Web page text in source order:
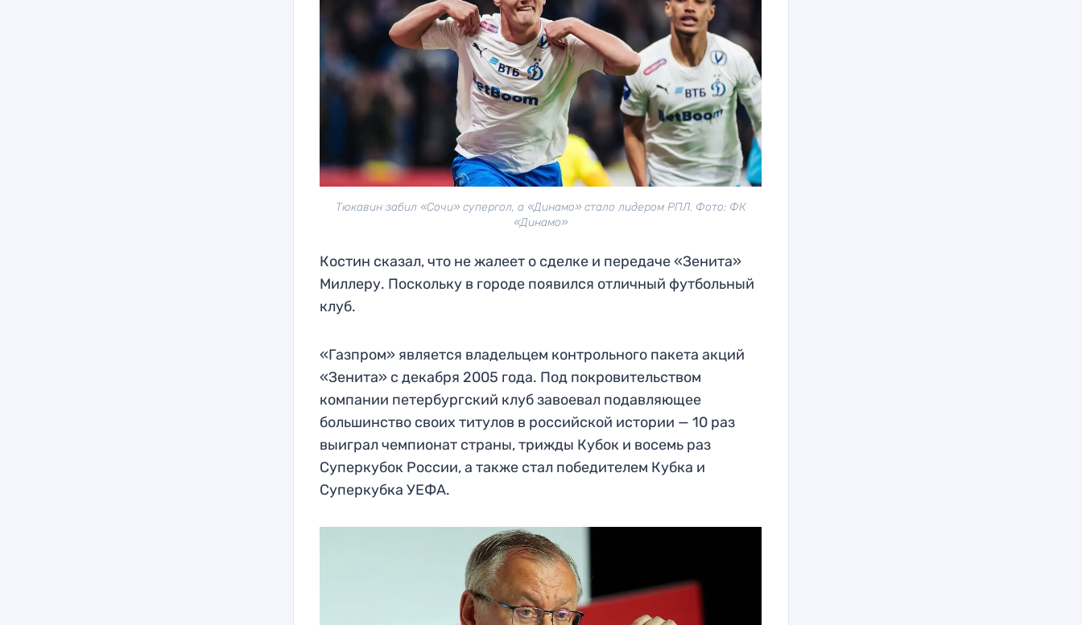
Тюкавин забил «Сочи» супергол, а «Динамо» стало лидером РПЛ. Фото: ФК
«Динамо»
Костин сказал, что не жалеет о сделке и передаче «Зенита»
Миллеру. Поскольку в городе появился отличный футбольный
клуб.
«Газпром» является владельцем контрольного пакета акций
«Зенита» с декабря 2005 года. Под покровительством
компании петербургский клуб завоевал подавляющее
большинство своих титулов в российской истории — 10 раз
выиграл чемпионат страны, трижды Кубок и восемь раз
Суперкубок России, а также стал победителем Кубка и
Суперкубка УЕФА.